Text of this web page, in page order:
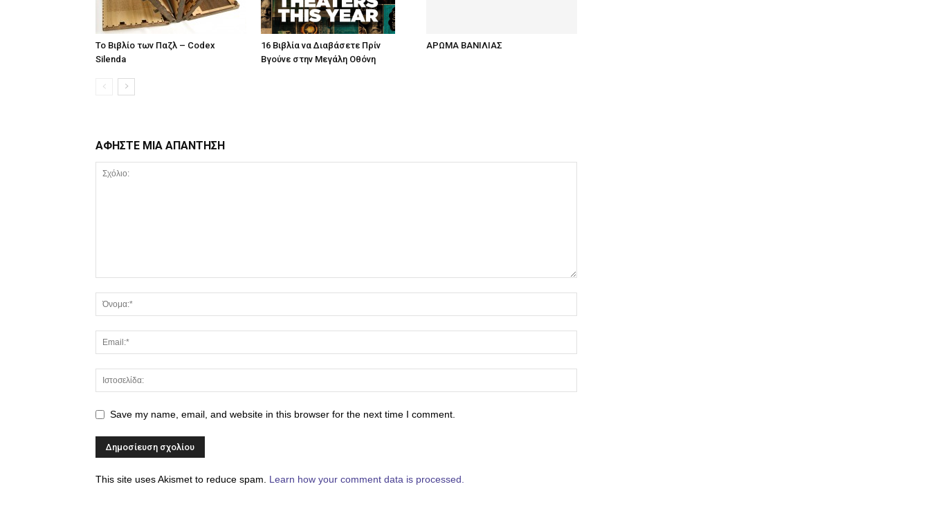
Το Βιβλίο των Παζλ – Codex
Silenda
16 Βιβλία να Διαβάσετε Πρίν
Βγούνε στην Μεγάλη Οθόνη
ΑΡΩΜΑ ΒΑΝΙΛΙΑΣ
ΑΦΗΣΤΕ ΜΙΑ ΑΠΑΝΤΗΣΗ
Save my name, email, and website in this browser for the next time I comment.
This site uses Akismet to reduce spam. Learn how your comment data is processed.